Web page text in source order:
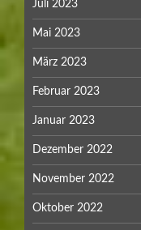
Juli 2023
Mai 2023
März 2023
Februar 2023
Januar 2023
Dezember 2022
November 2022
Oktober 2022